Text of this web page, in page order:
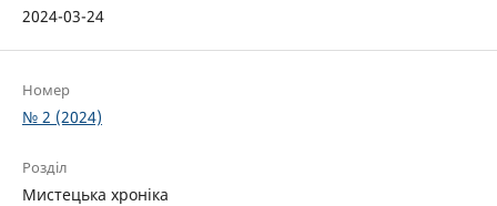
2024-03-24
Номер
№ 2 (2024)
Розділ
Мистецька хроніка